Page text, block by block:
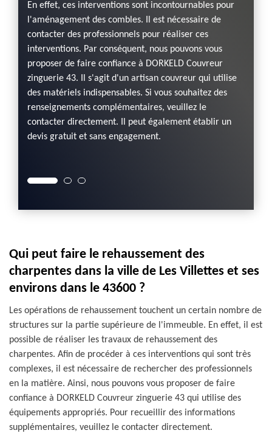
En effet, ces interventions sont incontournables pour
l'aménagement des combles. Il est nécessaire de
contacter des professionnels pour réaliser ces
interventions. Par conséquent, nous pouvons vous
proposer de faire confiance à DORKELD Couvreur
zinguerie 43. Il s'agit d'un artisan couvreur qui utilise
des matériels indispensables. Si vous souhaitez des
renseignements complémentaires, veuillez le
contacter directement. Il peut également établir un
devis gratuit et sans engagement.
Qui peut faire le rehaussement des
charpentes dans la ville de Les Villettes et ses
environs dans le 43600 ?
Les opérations de rehaussement touchent un certain nombre de
structures sur la partie supérieure de l'immeuble. En effet, il est
possible de réaliser les travaux de rehaussement des
charpentes. Afin de procéder à ces interventions qui sont très
complexes, il est nécessaire de rechercher des professionnels
en la matière. Ainsi, nous pouvons vous proposer de faire
confiance à DORKELD Couvreur zinguerie 43 qui utilise des
équipements appropriés. Pour recueillir des informations
supplémentaires, veuillez le contacter directement.